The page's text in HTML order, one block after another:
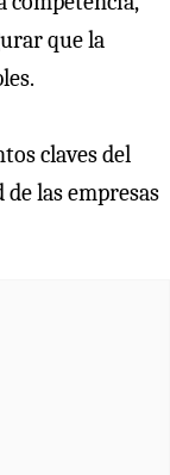
que la
claves del
las empresas